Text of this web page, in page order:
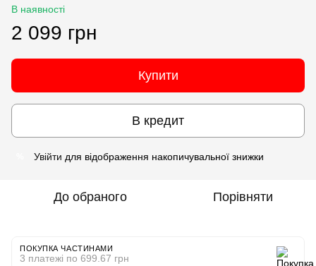
В наявності
2 099 грн
Купити
В кредит
Увійти для відображення накопичувальної знижки
До обраного Порівняти
ПОКУПКА ЧАСТИНАМИ
3 платежі по 699.67 грн